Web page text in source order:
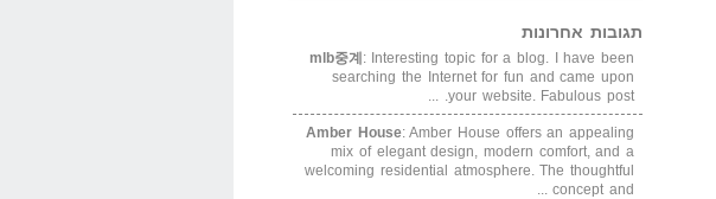
תגובות אחרונות
mlb중계 : Interesting topic for a blog. I have been
searching the Internet for fun and came upon
your website. Fabulous post. ...
Amber House: Amber House offers an appealing
mix of elegant design, modern comfort, and a
welcoming residential atmosphere. The thoughtful
concept and ...